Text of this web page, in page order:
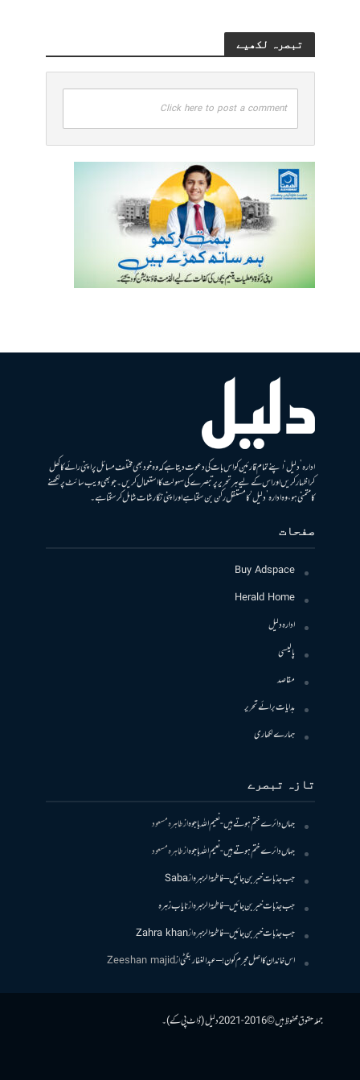
تبصرہ لکھیے
Click here to post a comment
ادارہ ’دلیل‘ اپنے تمام قارئین کو اس بات کی دعوت دیتا ہے کہ وہ خود بھی مختلف مسائل پر اپنی رائے کا کھل
کر اظہار کریں اور اس کے لیے ہر تحریر پر تبصرے کی سہولت کا استعمال کریں۔ جو بھی ویب سائٹ پر لکھنے
کا متمنی ہو، وہ ادارہ ’دلیل‘ کا مستقل رکن بن سکتا ہے اور اپنی نگارشات شامل کرسکتا ہے۔
صفحات
Buy Adspace
Herald Home
ادارہ دلیل
پالیسی
مقاصد
ہدایات برائے تحریر
ہمارے لکھاری
تازہ تبصرے
جہاں دائرے ختم ہوتے ہیں- نعیم اللہ باجوہازطاہرہ مسعود
جہاں دائرے ختم ہوتے ہیں- نعیم اللہ باجوہازطاہرہ مسعود
جب جذبات خبر بن جائیں – فاطمۃالزہرہازSaba
جب جذبات خبر بن جائیں – فاطمۃالزہرہازنایاب زہرہ
جب جذبات خبر بن جائیں – فاطمۃالزہرہازZahra khan
اس خاندان کا اصل مجرم کون! – عبدالغفار بگٹیازZeeshan majid
جملہ حقوق محفوظ ہیں © 2016-2021 دلیل (ڈاٹ پی کے)۔